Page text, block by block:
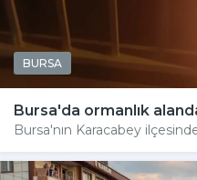
BURSA
Bursa'da ormanlık
Bursa'nın Karacabey